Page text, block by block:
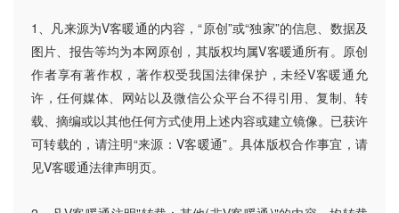
1、凡来源为V客暖通的内容，“原创”或“独家”的信息、数据及
图片、报告等均为本网原创，其版权均属V客暖通所有。原创
作者享有著作权，著作权受我国法律保护，未经V客暖通允
许，任何媒体、网站以及微信公众平台不得引用、复制、转
载、摘编或以其他任何方式使用上述内容或建立镜像。已获许
可转载的，请注明“来源：V客暖通”。具体版权合作事宜，请
见V客暖通法律声明页。